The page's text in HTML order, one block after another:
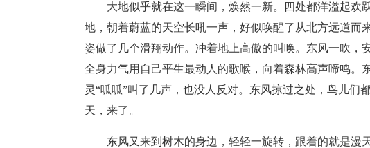
大地似乎就在这一瞬间，焕然一新。四处都洋溢起欢
地，朝着蔚蓝的天空长吼一声，好似唤醒了从北方远道而
姿做了几个滑翔动作。冲着地上高傲的叫唤。东风一吹，
全身力气用自己平生最动人的歌喉，向着森林高声啼鸣。
灵“呱呱”叫了几声，也没人反对。东风掠过之处，鸟儿们
天，来了。
东风又来到树木的身边，轻轻一旋转，跟着的就是漫